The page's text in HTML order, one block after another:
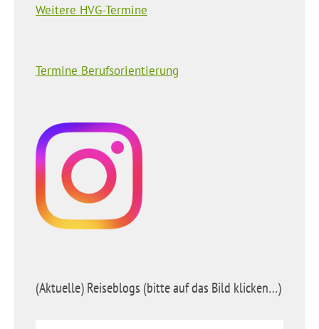
Weitere HVG-Termine
Termine Berufsorientierung
(Aktuelle) Reiseblogs (bitte auf das Bild klicken…)